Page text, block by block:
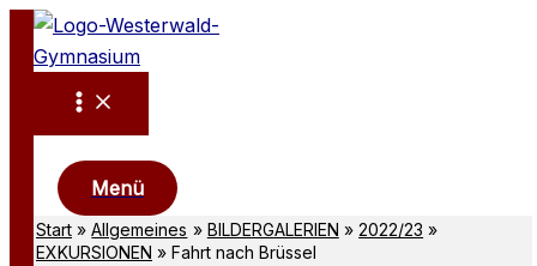
Zum
Inhalt
springen
Menü
Start Allgemeines BILDERGALERIEN
2022/23
EXKURSIONEN
Fahrt nach Brüssel